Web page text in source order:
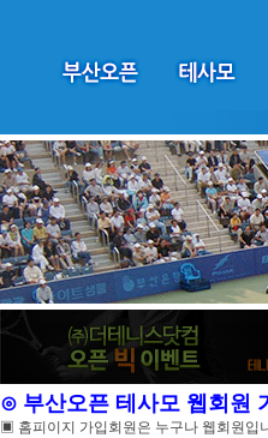
⊙ 부산오픈 테사모 웹회원
▣ 홈피이지 가입회원은 누구나 웹회원입